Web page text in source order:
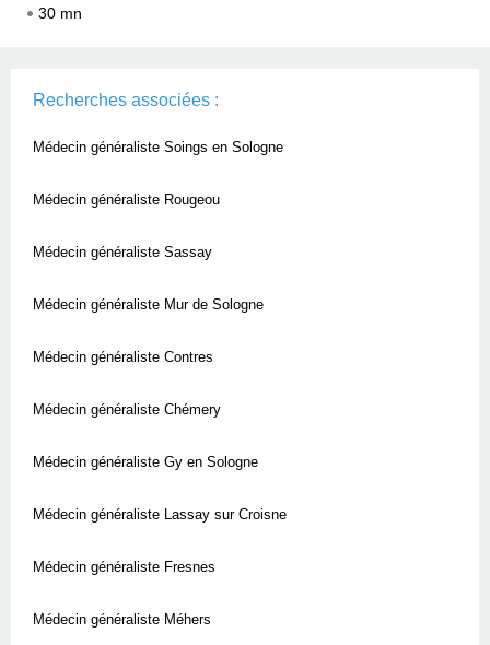
30 mn
Recherches associées :
Médecin généraliste Soings en Sologne
Médecin généraliste Rougeou
Médecin généraliste Sassay
Médecin généraliste Mur de Sologne
Médecin généraliste Contres
Médecin généraliste Chémery
Médecin généraliste Gy en Sologne
Médecin généraliste Lassay sur Croisne
Médecin généraliste Fresnes
Médecin généraliste Méhers